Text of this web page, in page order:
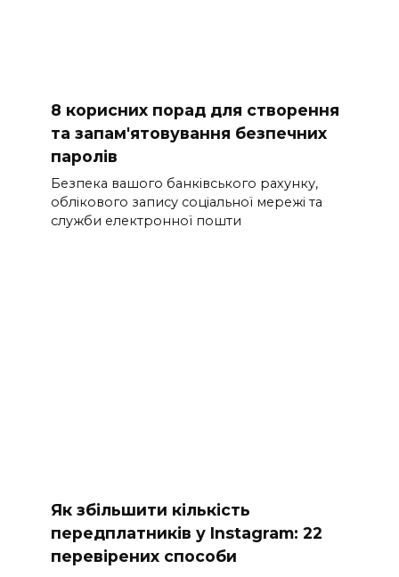
8 корисних порад для створення
та запам'ятовування безпечних
паролів
Безпека вашого банківського рахунку,
облікового запису соціальної мережі та
служби електронної пошти
Як збільшити кількість
передплатників у Instagram: 22
перевірених способи